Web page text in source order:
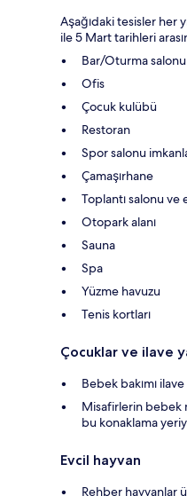
Aşağıdaki tesisler her
ile 5 Mart tarihleri
Bar/Oturma salonu
Ofis
Çocuk kulübü
Restoran
Spor salonu
Çamaşırhane
Toplantı salonu ve
Otopark alanı
Sauna
Spa
Yüzme havuzu
Tenis kortları
Çocuklar ve ilave
Bebek bakımı
Misafirlerin bebek
bu konaklama
Evcil hayvan
Rehber hayvanlar